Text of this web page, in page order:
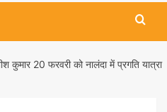
कुमार 20 फरवरी को नालंदा में प्रगति यात्रा